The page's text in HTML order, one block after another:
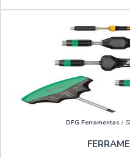
DFG Ferramentas /